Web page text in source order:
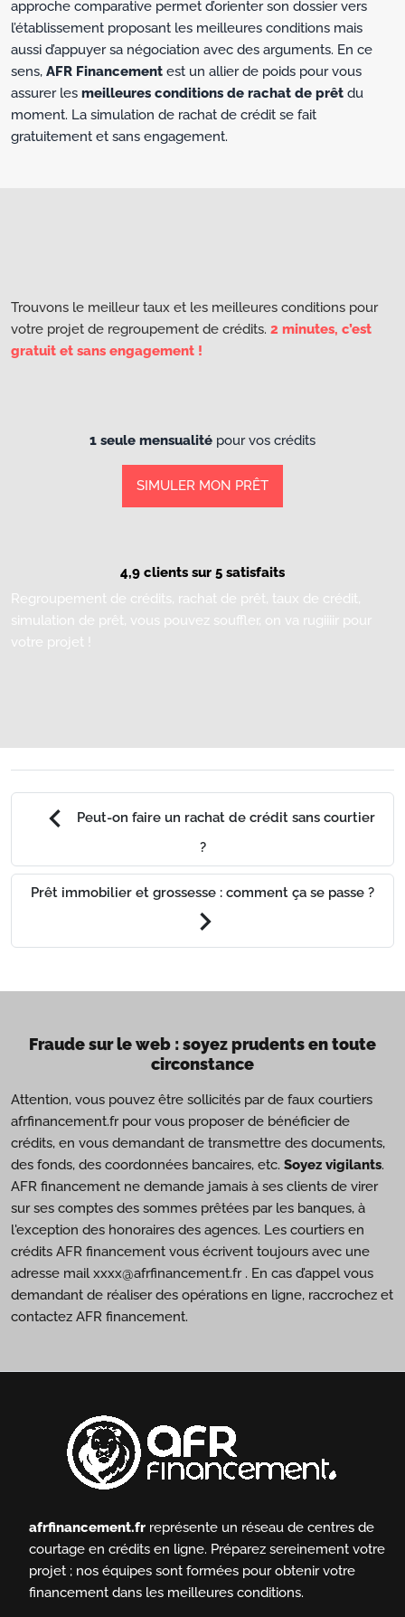
approche comparative permet d’orienter son dossier vers
l’établissement proposant les meilleures conditions mais
aussi d’appuyer sa négociation avec des arguments. En ce
sens, AFR Financement est un allier de poids pour vous
assurer les meilleures conditions de rachat de prêt du
moment. La simulation de rachat de crédit se fait
gratuitement et sans engagement.
Trouvons le meilleur taux et les meilleures conditions pour
votre projet de regroupement de crédits. 2 minutes, c’est
gratuit et sans engagement !
1 seule mensualité pour vos crédits
SIMULER MON PRÊT
4,9 clients sur 5 satisfaits
Regroupement de crédits, rachat de prêt, taux de crédit,
simulation de prêt, vous pouvez souffler, on va rugiiiir pour
votre projet !
chevron_left
Peut-on faire un rachat de crédit sans courtier
?
Prêt immobilier et grossesse : comment ça se passe ?
chevron_right
Fraude sur le web : soyez prudents en toute
circonstance
Attention, vous pouvez être sollicités par de faux courtiers
afrfinancement.fr pour vous proposer de bénéficier de
crédits, en vous demandant de transmettre des documents,
des fonds, des coordonnées bancaires, etc. Soyez vigilants.
AFR financement ne demande jamais à ses clients de virer
sur ses comptes des sommes prêtées par les banques, à
l'exception des honoraires des agences. Les courtiers en
crédits AFR financement vous écrivent toujours avec une
adresse mail xxxx@afrfinancement.fr . En cas d’appel vous
demandant de réaliser des opérations en ligne, raccrochez et
contactez AFR financement.
afrfinancement.fr représente un réseau de centres de
courtage en crédits en ligne. Préparez sereinement votre
projet ; nos équipes sont formées pour obtenir votre
financement dans les meilleures conditions.